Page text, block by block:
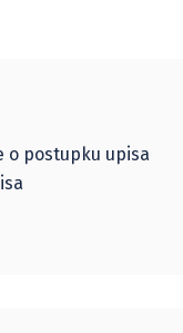
o postupku upisa